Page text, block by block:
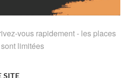
vous rapidement - les places
sont limitées
SITE